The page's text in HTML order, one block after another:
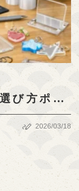
び方ポイ
秘訣とは
2026/03/18